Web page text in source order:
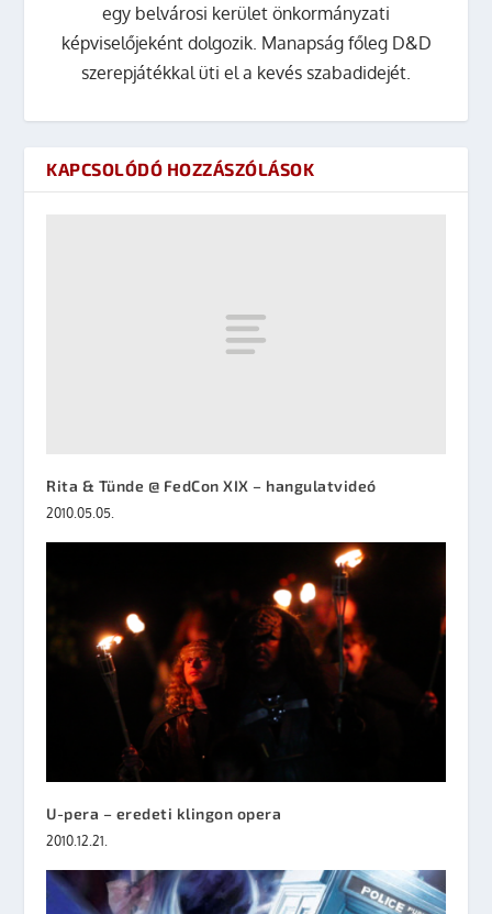
egy belvárosi kerület önkormányzati
képviselőjeként dolgozik. Manapság főleg D&D
szerepjátékkal üti el a kevés szabadidejét.
KAPCSOLÓDÓ HOZZÁSZÓLÁSOK
Rita & Tünde @ FedCon XIX – hangulatvideó
2010.05.05.
U-pera – eredeti klingon opera
2010.12.21.